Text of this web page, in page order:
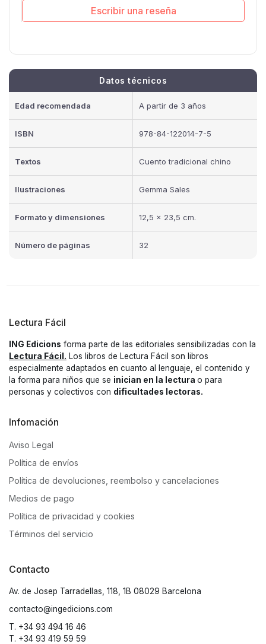
Escribir una reseña
Datos técnicos
Edad recomendada A partir de 3 años
ISBN 978-84-122014-7-5
Textos Cuento tradicional chino
Ilustraciones Gemma Sales
Formato y dimensiones 12,5 x 23,5 cm.
Número de páginas 32
Lectura Fácil
ING Edicions forma parte de las editoriales sensibilizadas con la
Lectura Fácil. Los libros de Lectura Fácil son libros
especialmente adaptados en cuanto al lenguaje, el contenido y
la forma para niños que se inician en la lectura o para
personas y colectivos con dificultades lectoras.
Infomación
Aviso Legal
Política de envíos
Política de devoluciones, reembolso y cancelaciones
Medios de pago
Política de privacidad y cookies
Términos del servicio
Contacto
Av. de Josep Tarradellas, 118, 1B 08029 Barcelona
contacto@ingedicions.com
T. +34 93 494 16 46
T. +34 93 419 59 59